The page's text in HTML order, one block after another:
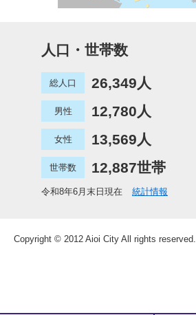
人口・世帯数
総人口 26,349人
男性 12,780人
女性 13,569人
世帯数 12,887世帯
令和8年6月末日現在 統計情報
Copyright © 2012 Aioi City All rights reserved.